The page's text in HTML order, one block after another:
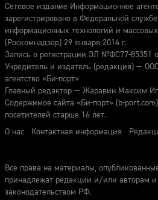
Сетевое издание Информационное
зарегистрировано в Федеральной
информационных технологий и
(Роскомнадзор) 29 января 2014 г.
Запись о регистрации ЭЛ №ФС77-85351
Учредитель и издатель (редакция) —
агентство «Би-порт»
Главный редактор — Жаравин Максим
Содержимое сайта «Би-порт» (b-
посетителей старше 16 лет.
О нас
Контактная информация
Все права на материалы,
принадлежат редакции и/или авторам и
законодательством РФ.